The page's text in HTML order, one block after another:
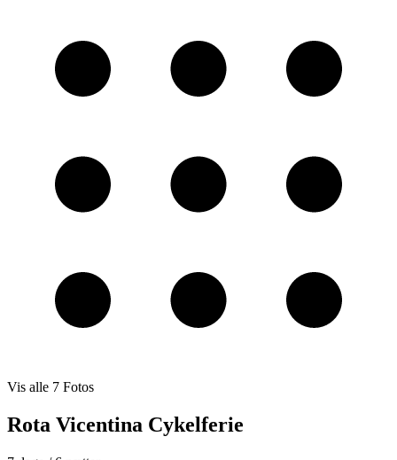
Vis alle 7 Fotos
Rota Vicentina Cykelferie